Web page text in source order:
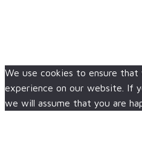
We use cookies to ensure
experience on our website. If
we will assume that you are